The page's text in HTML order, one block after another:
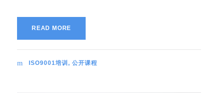
READ MORE
ISO9001培训 , 公开课程